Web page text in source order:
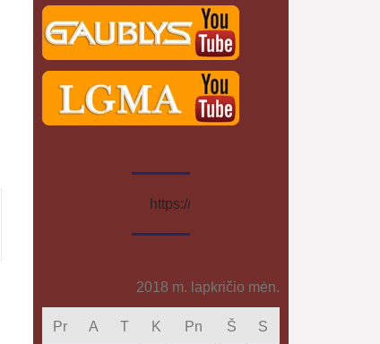
https://www.facebook.com/
2018 m. lapkričio mėn.
Pr A T K Pn Š S